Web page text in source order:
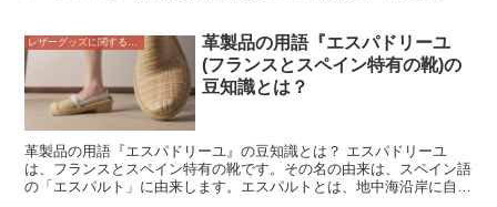
す。また、バフィング マシンは、革の表面を研磨することで、光沢
を出すこともできます。 バフィング マシンは、革の表面を削り取る
ための研磨剤を使用します。研磨剤には、酸化アルミニウム、炭化ケ
イ素、ガラス粉などが使用されます。研磨剤の粒子は非常に細かく、
革の表面を傷つけずに研磨することができます。 バフィング マシン
は、革製品の仕上げ加工において重要な機械です。バフィング マシ
ンを使用することで、革の表面を滑らかにし、光沢を出すことができ
ます。また、バフィング マシンは、革の表面に傷を付けずに研磨す
ることができるため、革製品の品質を維持することができます。
革製品の用語『エスパドリーユ
(フランスとスペイン特有の靴)の
豆知識とは？
革製品の用語『エスパドリーユ』の豆知識とは？ エスパドリーユ
は、フランスとスペイン特有の靴です。その名の由来は、スペイン語
の「エスパルト」に由来します。エスパルトとは、地中海沿岸に自生